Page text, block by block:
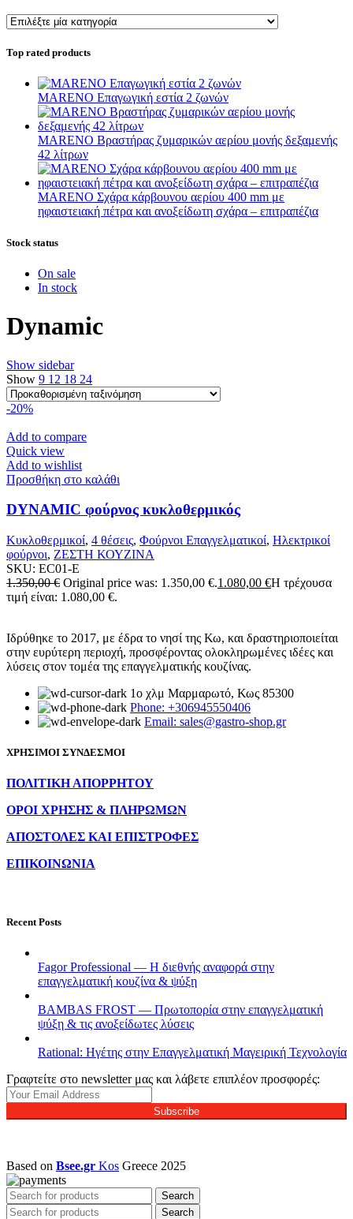
Top rated products
MARENO Επαγωγική εστία 2 ζωνών
MARENO Βραστήρας ζυμαρικών αερίου μονής δεξαμενής
42 λίτρων
MARENO Σχάρα κάρβουνου αερίου 400 mm με
ηφαιστειακή πέτρα και ανοξείδωτη σχάρα – επιτραπέζια
Stock status
On sale
In stock
Dynamic
Show sidebar
Show 9 12 18 24
-20%
Add to compare
Quick view
Add to wishlist
Προσθήκη στο καλάθι
DYNAMIC φούρνος κυκλοθερμικός
Κυκλοθερμικοί, 4 θέσεις, Φούρνοι Επαγγελματικοί, Ηλεκτρικοί
φούρνοι, ΖΕΣΤΗ ΚΟΥΖΙΝΑ
SKU: EC01-E
1.350,00€ Original price was: 1.350,00 €.1.080,00 €Η τρέχουσα
τιμή είναι: 1.080,00 €.
Ιδρύθηκε το 2017, με έδρα το νησί της Κω, και δραστηριοποιείται
στην ευρύτερη περιοχή, προσφέροντας ολοκληρωμένες ιδέες και
λύσεις στον τομέα της επαγγελματικής κουζίνας.
1ο χλμ Μαρμαρωτό, Κως 85300
Phone: +306945550406
Email: sales@gastro-shop.gr
ΧΡΗΣΙΜΟΙ ΣΥΝΔΕΣΜΟΙ
ΠΟΛΙΤΙΚΗ ΑΠΟΡΡΗΤΟΥ
ΟΡΟΙ ΧΡΗΣΗΣ & ΠΛΗΡΩΜΩΝ
ΑΠΟΣΤΟΛΕΣ ΚΑΙ ΕΠΙΣΤΡΟΦΕΣ
ΕΠΙΚΟΙΝΩΝΙΑ
Recent Posts
Fagor Professional — Η διεθνής αναφορά στην
επαγγελματική κουζίνα & ψύξη
BAMBAS FROST — Πρωτοπορία στην επαγγελματική
ψύξη & τις ανοξείδωτες λύσεις
Rational: Ηγέτης στην Επαγγελματική Μαγειρική Τεχνολογία
Γραφτείτε στο newsletter μας και λάβετε επιπλέον προσφορές:
Subscribe
Based on Bsee.gr Kos Greece 2025
Search
Search